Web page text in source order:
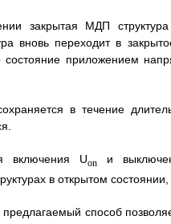
закрытая МДП
вновь переходит в
приложением
в течение
включения Uon и
в открытом
способ